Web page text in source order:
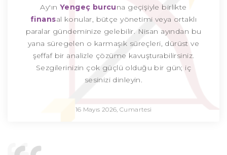
Ay'ın Yengeç burcuna geçişiyle birlikte
finansal konular, bütçe yönetimi veya ortaklı
paralar gündeminize gelebilir. Nisan ayından bu
yana süregelen o karmaşık süreçleri, dürüst ve
şeffaf bir analizle çözüme kavuşturabilirsiniz.
Sezgilerinizin çok güçlü olduğu bir gün; iç
sesinizi dinleyin.
16 Mayıs 2026, Cumartesi